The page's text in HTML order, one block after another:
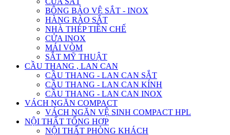
BÔNG BẢO VỆ SẮT - INOX
HÀNG RÀO SẮT
NHÀ THÉP TIỀN CHẾ
CỬA INOX
MÁI VÒM
SẮT MỸ THUẬT
CẦU THANG , LAN CAN
CẦU THANG - LAN CAN SẮT
CẦU THANG - LAN CAN KÍNH
CẦU THANG - LAN CAN INOX
VÁCH NGĂN COMPACT
VÁCH NGĂN VỆ SINH COMPACT HPL
NỘI THẤT TỔNG HỢP
NỘI THẤT PHÒNG KHÁCH